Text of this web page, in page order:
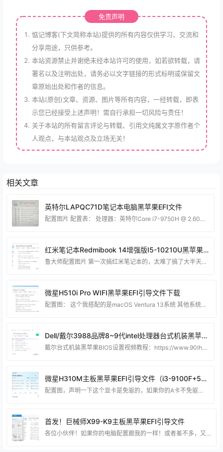
免责声明
惦记博客(下文简称本站)提供的所有内容仅供学习、交流和
分享用途，只供参考。
本站资源禁止并谢绝未经本站许可的使用，如若欲转载，请
署名以及注明出处，请务必以文字链接的形式标明或保留文
章原始出处和作者的信息。
本站(原创)文章、资源、图片等所有内容，一经转载，即表
示您已经接受上述声明！需自行承担一切风险与责任！
关于本站的所有留言评论与转载、引用文纯属文字原作者个
人观点，与本站观点及立场无关！
相关文章
英特尔LAPQC71D笔记本电脑黑苹果EFI文件
配置图片 配置表： 处理器：英特尔Core i7-9750H @ 2.60GHz六核 运行内存：24 GB (三星DDR4 2666MHz 16GB /金邦DDR4 2666MHz 8GB ) 显卡：NVIDIA GeForce RTX 2070 Super with Max-Q Design (8GB/英特尔) ( 光线追踪) 主板：英特尔LAPQC71D (HM370芯片组) 显示器：京东方BOEO83B( 15.5英寸) 硬盘：SSSTC CL5-8D512 (512 GB /固态硬盘) 网卡：瑞昱RTL81
红米笔记本Redmibook 14增强版I5-10210U黑苹果EFI引导文件
鲁大师配置图片 第一次搞红米笔记本的，太难了搞了大半天😂 这个EFI我搭配的系统是 macOS 14。 注意：装黑苹果避开一些硬盘，不支持的硬盘： 《《 点这里查看 》》 成品照片 资源下载 下载权限查看 ￥ 免费下载 评论并刷新后下载 登录后下载 查看演示 {{attr.name}}： 您当前的等级为 登录后免费下载登录 小黑屋反思中，不准下载！ 评论后刷新页面下载评论 支付￥以后下载 请先登录 您今天的下载次数（次）用完了，请明天再来 支付积分以后下载立即支付 支付以后下载立即支付 您当前的用户组不允许下载升级
微星H510i Pro WIFI黑苹果EFI引导文件下载
配置图： 这个我搭配的是macOS Ventura 13系统 其他系统可以自行测试 注意：装黑苹果避开一些硬盘，不支持的硬盘： 《《 点这里查看 》》 资源下载 下载权限查看 ￥ 免费下载 评论并刷新后下载 登录后下载 查看演示 {{attr.name}}： 您当前的等级为 登录后免费下载登录 小黑屋反思中，不准下载！ 评论后刷新页面下载评论 支付￥以后下载 请先登录 您今天的下载次数（次）用完了，请明天再来 支付积分以后下载立即支付 支付以后下载立即支付 您当前的用户组不允许下载升级会员 您已获得下载权限 您可以
Dell/戴尔3988品牌8~9代intel处理器台式机装黑苹果EFI引导文件
戴尔台式机装黑苹果BIOS设置视频教程：https://www.90lhd.com/10790.html 如果你的戴尔台式电脑配置刚好跟我的一样或者差不多可以试试文章下面我提供的efi引导文件！ 配置图： 注意：装黑苹果避开一些硬盘，不支持的硬盘： 《《 点这里查看 》》 装好的效果图： 资源下载： 在这里我提供了两个EFI引导文件： 1、DELL-8-9代 核显UHD630 12-13系统EFI 2、DELL-8-9代 N卡GTX6XX-GTX7XX-EFI（这个可以搭配macOS Big Sur11 使用） 下
微星H310M主板黑苹果EFI引导文件（i3-9100F+570显卡）
配置图，声明一下这个显卡是免驱的，如果你的A卡不免驱可以在小黄鱼找人刷一下免驱BIOS！ 装好的图，这个EFI文件，搭配macos Ventura13.6.4系统，其他的系统版本没测试过，小伙伴可以自己尝试一下！！ 注意：装黑苹果避开一些硬盘，不支持的硬盘： 《《 点这里查看 》》 这个主板装黑苹果之前详细的BIOS设置： Tip1: 微星主板BIOS快捷键实用指南 想进入BIOS设置 开机时按下 F2 或 Del 键 快速选择启动 项按 F11 键 保存更改 按 F10 键 切换简易至高级模式 按 F7
首发！巨械师X99-K9主板黑苹果EFI引导文件
各位小伙伴！如果你的电脑配置跟我的一样！或者差不多，又又又刚好想装黑苹果系统！不妨试试我这个EFI 说明一下：我的显卡是讯景AMD 590 GME显卡，这个显卡是不支持黑苹果免驱的，我在黄鱼上面花了5-10r找别人刷了一个Amd 580的黑苹果免驱BIOS，所以鲁大师检测到就是580显卡了。 2 、主板自带的有线网卡和声卡都可以正常驱动，还有的就是这个EFI也定制了仿冒USB驱动 总的来说我个人还是觉得比较完美的。（我上面鲁大师显示的是7265无线网卡，这个是因为我自己在某宝买的无线网卡加上去的NGFF插